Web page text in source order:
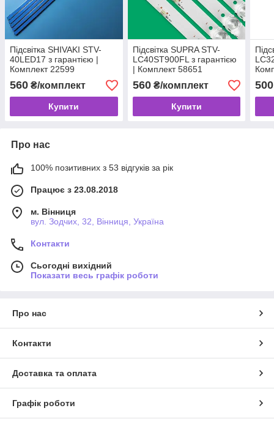
Підсвітка SHIVAKI STV-
40LED17 з гарантією |
Комплект 22599
560 ₴/комплект
Купити
Підсвітка SUPRA STV-
LC40ST900FL з гарантією
| Комплект 58651
560₴/комплект
Купити
500
Про нас
100% позитивних з 53 відгуків за рік
Працює з 23.08.2018
м. Вінниця
вул. Зодчих, 32, Вінниця, Україна
Контакти
Сьогодні вихідний
Показати весь графік роботи
Про нас
Контакти
Доставка та оплата
Графік роботи